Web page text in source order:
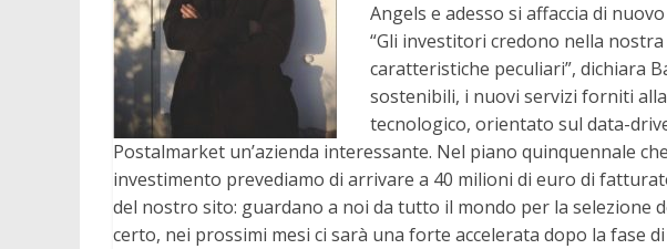
Angels e adesso si affaccia di
“Gli investitori credono nella
caratteristiche peculiari”, dichiara
sostenibili, i nuovi servizi forniti
tecnologico, orientato sul data-
Postalmarket un’azienda interessante. Nel piano quinquennale
investimento prevediamo di arrivare a 40 milioni di euro di
del nostro sito: guardano a noi da tutto il mondo per la selezione
certo, nei prossimi mesi ci sarà una forte accelerata dopo la fase